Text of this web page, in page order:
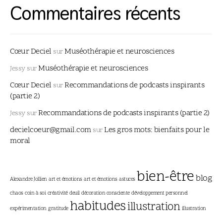
Commentaires récents
Cœur Deciel surMuséothérapie et neurosciences
JessysurMuséothérapie et neurosciences
Cœur Deciel surRecommandations de podcasts inspirants
(partie 2)
JessysurRecommandations de podcasts inspirants (partie 2)
decielcoeur@gmail.comsurLes gros mots: bienfaits pour le
moral
Alexandre Jollien art et émotions art et émotions astuces bien-êtreblog
chaos coin à soi créativité deuil décoration consciente développement personnel
expérimentation gratitude habitudesillustration illustration